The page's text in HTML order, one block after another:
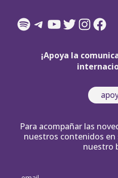
Spotify
Telegram
YouTube
Twitter
¡Apoya la
Para acompañar las
nuestros contenidos en
nuestro